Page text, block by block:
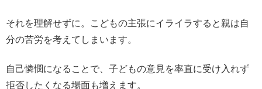
それを理解せずに。こどもの主張にイライラすると親は自
分の苦労を考えてしまいます。
自己憐憫になることで、子どもの意見を率直に受け入れず
拒否したくなる場面も増えます。